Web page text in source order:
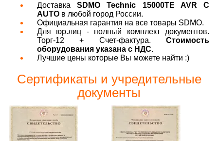
ДоставкаSDMO Technic 15000TE AVR C
AUTO в любой город России.
Официальная гарантия на все товары SDMO.
Для юр.лиц - полный комплект документов.
Торг-12 + Счет-фактура. Стоимость
оборудования указана с НДС.
Лучшие цены которые Вы можете найти :)
Сертификаты и учредительные
документы